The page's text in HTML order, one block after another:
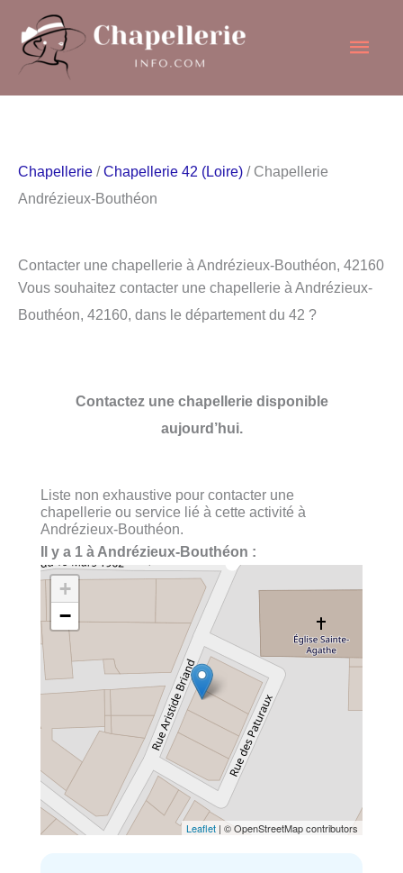
contenu
Chapellerie /Chapellerie 42 (Loire) / Chapellerie
Andrézieux-Bouthéon
Contacter une chapellerie à Andrézieux-Bouthéon, 42160
Vous souhaitez contacter une chapellerie à Andrézieux-
Bouthéon, 42160, dans le département du 42 ?
Contactez une chapellerie disponible
aujourd’hui.
Liste non exhaustive pour contacter une
chapellerie ou service lié à cette activité à
Andrézieux-Bouthéon.
Il y a 1 à Andrézieux-Bouthéon :
+
−
Leaflet | © OpenStreetMap contributors